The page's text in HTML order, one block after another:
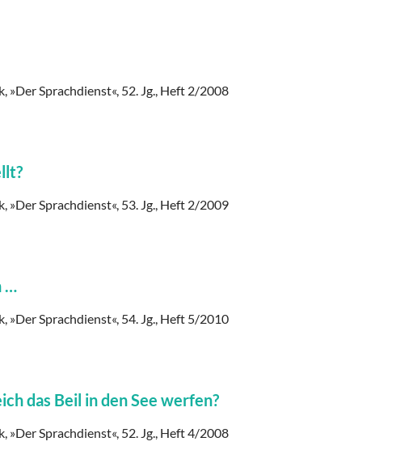
Sprachdienst«, 52. Jg., Heft 2/2008
Sprachdienst«, 53. Jg., Heft 2/2009
…
Sprachdienst«, 54. Jg., Heft 5/2010
das Beil in den See werfen?
Sprachdienst«, 52. Jg., Heft 4/2008